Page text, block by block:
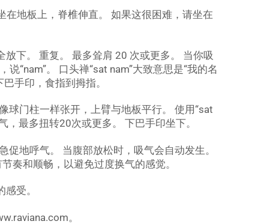
在地板上，脊椎伸直。 如果这很困难，请坐在
下。 重复。 最多耸肩 20 次或更多。 当你吸
“nam”。 口头禅“sat nam”大致意思是“我的名
手印，食指到拇指。
球门柱一样张开，上臂与地板平行。 使用“sat
，最多扭转20次或更多。 下巴手印坐下。
促地呼气。 当腹部放松时，吸气会自动发生。
奏和顺畅，以避免过度换气的感觉。
受。
。